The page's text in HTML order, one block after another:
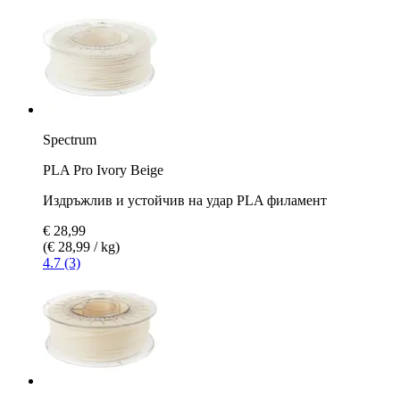
Spectrum
PLA Pro Ivory Beige
Издръжлив и устойчив на удар PLA филамент
€ 28,99
(€ 28,99 / kg)
4.7 (3)